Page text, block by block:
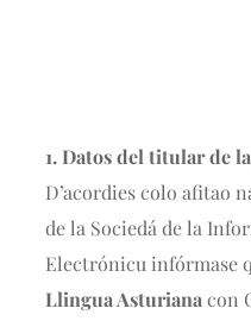
1. Datos del titular de
D’acordies colo afitao
de la Sociedá de la
Electrónicu infórmase
Llingua Asturiana con